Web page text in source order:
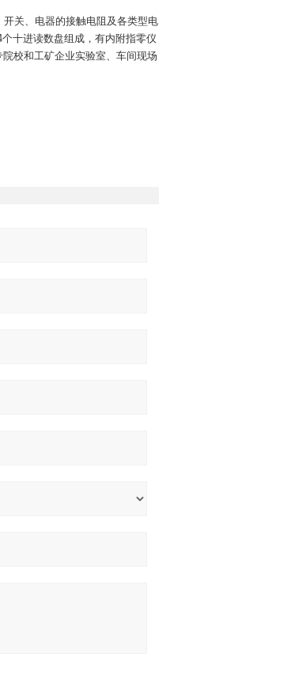
关、电器的接触电阻及各类型电
十进读数盘组成， 有内附指零仪
校和工矿企业实验室、车间现场